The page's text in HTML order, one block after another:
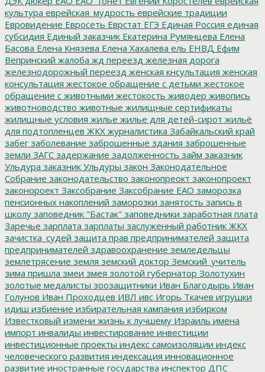
культура еврейская_мудрость еврейские традиции
Евровидение Евросеть Еврстат ЕГЭ Единая Россия единая
субсидия Единый заказчик Екатерина Румянцева Елена
Басова Елена Князева Елена Хахалева ель ЕНВД Ефим
Вепринский жалоба жд переезд железная дорога
железнодорожный переезд женская кнсультация женская
консультация жестокое обращение с детьми жестокое
обращение с животными жестокость живодер живопись
животноводство животные жилищные сертификаты
жилищные условия жилье жилье для детей-сирот жильё
для подтопленцев ЖКХ журналистика Забайкальский край
забег заболевание заброшенные здания заброшенные
земли ЗАГС задержание задолженность займ заказник
Ульдура заказник Ульдуры закон Законодательное
Собрание законодательство законопреокт законопроект
законороект Заксобрание Заксобрание ЕАО заморозка
пенсионных накоплений заморозки занятость запись в
школу заповедник "Бастак" заповедники заработная плата
Заречье зарплата зарплаты заслуженный работник ЖКХ
зачистка_судей защита прав предпринимателей защита
предпринимателей здравоохранение земледельцы
землетрясение земля земский доктор Земский_учитель
зима пришла змеи змея золотой губернатор Золотухин
золотые медалисты зоозащитники Иван Благодырь Иван
Голунов Иван Проходцев ИВЛ ивс Игорь Ткачев игрушки
идиш избиение избирательная кампания избирком
Известковый измени жизнь к лучшему Израиль имена
импорт инвалиды инвестирование инвестиции
инвестиционные проекты индекс самоизоляции индекс
человеческого развития индексация инновационное
развитие иностранные государства инспектор ДПС